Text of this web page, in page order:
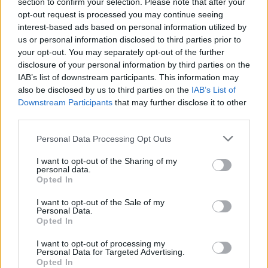
opt-out request is processed you may continue seeing
interest-based ads based on personal information utilized by
us or personal information disclosed to third parties prior to
your opt-out. You may separately opt-out of the further
disclosure of your personal information by third parties on the
IAB’s list of downstream participants. This information may
also be disclosed by us to third parties on the IAB’s List of
Downstream Participants that may further disclose it to other
Personal Data Processing Opt Outs
I want to opt-out of the Sharing of my
personal data.
Opted In
I want to opt-out of the Sale of my
Personal Data.
Opted In
I want to opt-out of processing my
Personal Data for Targeted Advertising.
Opted In
Bukareszcie uplasował się w najlepszej czwórce wśród
graczy walczących na PlayStation 4. Dzięki temu
sukcesowi reprezentant AS Romy nie musiał
przedzierać się przez internetowe eliminacje, w których
udział wzięli między innymi Gracjan „El Polako”
Gołębiewski oraz Nikodem „Piko” Pawlak. Gracze
odpowiednio Arki Gdynia eSports oraz AVEZ Esport
awans na turniej główny zgarnęli dzięki udanej
kampanii w drabince przegranych.
Teraz czas na kolejny krok – wszyscy uczestnicy
rozgrywek zebrali się już przecież w Atlancie, a
rywalizacja w obiekcie należącym do ELEAGUE ruszy już
o 19. Pierwszym rywalem El Polako będzie GN10 z
Brazylii, damie na inaugurację podejmie xKandila,
natomiast Piko stanie w szranki z Gordonem "Fiddle"
Thornsberrym. Faza grupowa rozegrana zostanie przy
użyciu dobrze nam znanego systemu szwajcarskiego, a
awans do play-offów wywalczy sobie szesnastu